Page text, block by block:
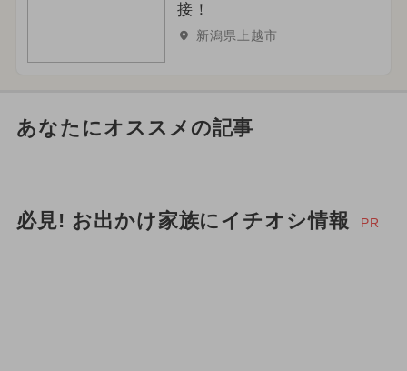
接！
新潟県上越市
あなたにオススメの記事
必見! お出かけ家族にイチオシ情報 PR